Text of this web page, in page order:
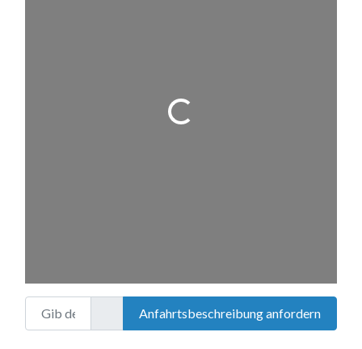
Wird geladen …
Gib deinen Standort ein.Anfahrtsbeschreibung anfordern